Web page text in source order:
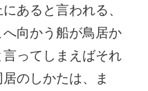
あると言われる、
向かう船が鳥居か
ってしまえばそれ
のしかたは、ま